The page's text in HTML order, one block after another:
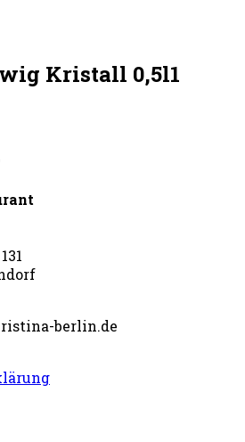
Kristall 0,5l1
berlin.de